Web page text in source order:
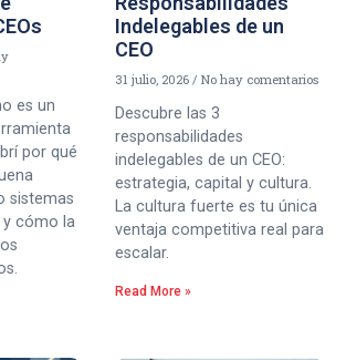
es un
por qué
sistemas
y cómo la
Indelegables de un
CEO
31 julio, 2026 No hay comentarios
Descubre las 3
responsabilidades
indelegables de un CEO:
estrategia, capital y cultura.
La cultura fuerte es tu única
ventaja competitiva real para
escalar.
Read More »